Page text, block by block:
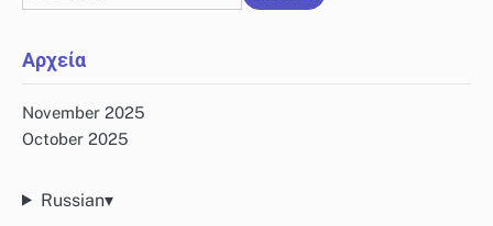
for:
Αρχεία
November 2025
October 2025
Russian▾